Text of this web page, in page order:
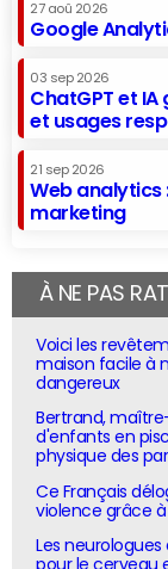
27 aoû 2026
Google
03 sep 2026
ChatGPT et
et usages
21 sep 2026
Web analytics
marketing
À NE PAS
Voici les
maison facile à
dangereux
Bertrand,
d'enfants en
physique des
Ce Français
violence grâce
Les
pour le cerveau